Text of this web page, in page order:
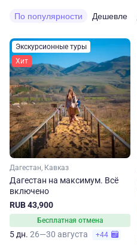
По популярности Дешевле
Экскурсионные туры
Хит
Дагестан, Кавказ
Дагестан на максимум. Вcё
включено
RUB 43,900
Бесплатная отмена
5 дн. 26—30 августа +44